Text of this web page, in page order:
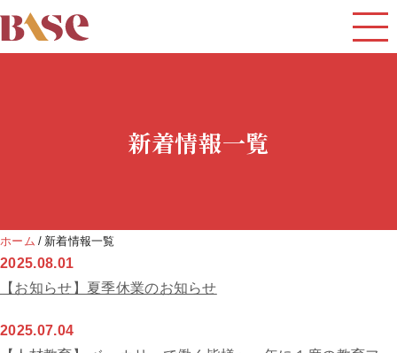
新着情報一覧
ホーム 新着情報一覧
2025.08.01
【お知らせ】夏季休業のお知らせ
2025.07.04